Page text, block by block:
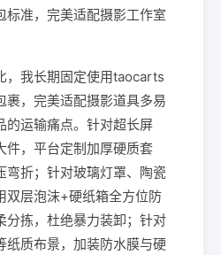
标准，完美适配摄影工作室
，我长期固定使用taocarts
裹，完美适配摄影道具多易
的运输痛点。针对超长屏
件，平台定制加厚硬质套
弯折；针对玻璃灯罩、陶瓷
双层泡沫+硬纸箱全方位防
分拣，杜绝暴力装卸；针对
纸质布景，加装防水膜与硬